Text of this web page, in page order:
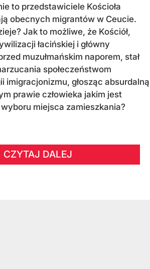
to przedstawiciele Kościoła
obecnych migrantów w Ceucie.
Jak to możliwe, że Kościół,
łacińskiej i główny
muzułmańskim naporem, stał
społeczeństwom
imigracjonizmu, głosząc absurdalną
prawie człowieka jakim jest
miejsca zamieszkania?
CZYTAJ DALEJ